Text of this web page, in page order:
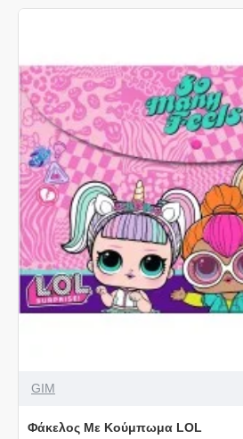
GIM
Φάκελος Με Κούμπωμα LOL